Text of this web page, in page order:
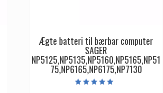
Ægte batteri til bærbar computer
SAGER
NP5125,NP5135,NP5160,NP5165,NP51
75,NP6165,NP6175,NP7130